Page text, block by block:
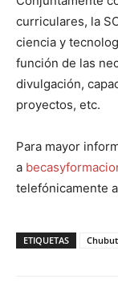
curriculares, la
ciencia y
función de las
divulgación,
proyectos, etc.
Para mayor
a
telefónicamente
ETIQUETAS Chubut